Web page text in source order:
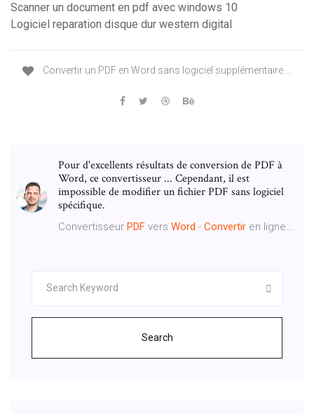
Scanner un document en pdf avec windows 10
Logiciel reparation disque dur western digital
Convertir un PDF en Word sans logiciel supplémentaire ...
Pour d'excellents résultats de conversion de PDF à
Word, ce convertisseur ... Cependant, il est
impossible de modifier un fichier PDF sans logiciel
spécifique.
Convertisseur PDF vers Word - Convertir en ligne…
Search